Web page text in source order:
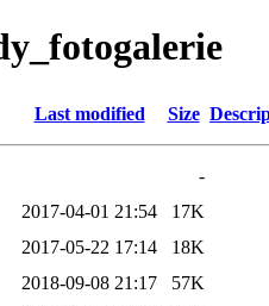
Last modified Size
-
2017-04-01 21:54
17K
2017-05-22 17:14
18K
2018-09-08 21:17
57K